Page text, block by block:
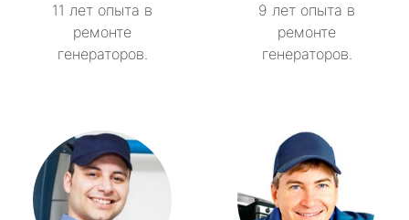
11 лет опыта в
ремонте
генераторов.
9 лет опыта в
ремонте
генераторов.